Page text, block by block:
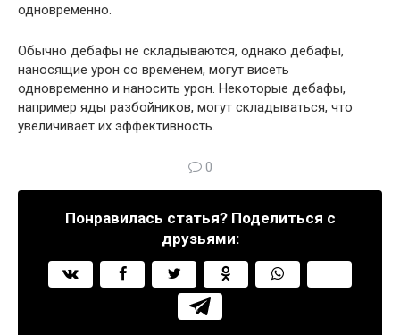
одновременно.
Обычно дебафы не складываются, однако дебафы,
наносящие урон со временем, могут висеть
одновременно и наносить урон. Некоторые дебафы,
например яды разбойников, могут складываться, что
увеличивает их эффективность.
0
Понравилась статья? Поделиться с
друзьями: